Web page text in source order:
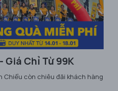
Giá Chỉ Từ 99K
Chiểu còn chiêu đãi khách hàng